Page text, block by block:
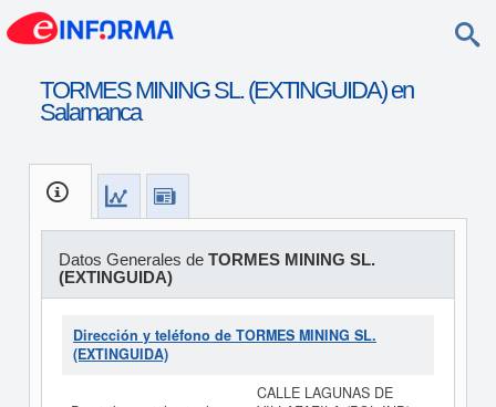
TORMES MINING SL. (EXTINGUIDA) en
Salamanca
Datos Generales de TORMES MINING SL.
(EXTINGUIDA)
Dirección y teléfono de TORMES MINING SL.
(EXTINGUIDA)
CALLE LAGUNAS DE